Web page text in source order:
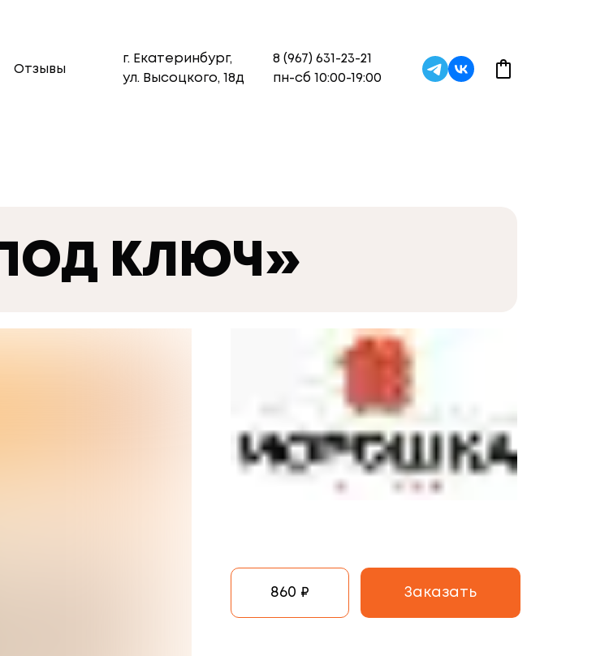
Отзывы
г. Екатеринбург,
ул. Высоцкого, 18д
8 (967) 631-23-21
пн-сб 10:00-19:00
860 ₽ Заказать
КЛЮЧ»